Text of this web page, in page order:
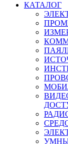
КАТАЛОГ